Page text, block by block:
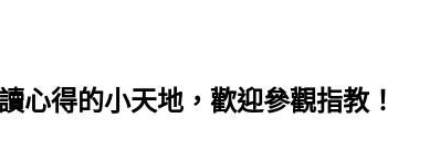
心得的小天地，歡迎參觀指教！